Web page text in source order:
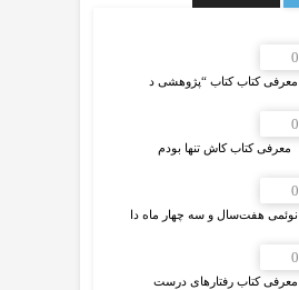
0
معرفی کتاب کتاب “پژوهشی د
0
0
نوئمی هفت‌سال و سه چهار ماه دا
0
معرفی کتاب رفتارهای درست